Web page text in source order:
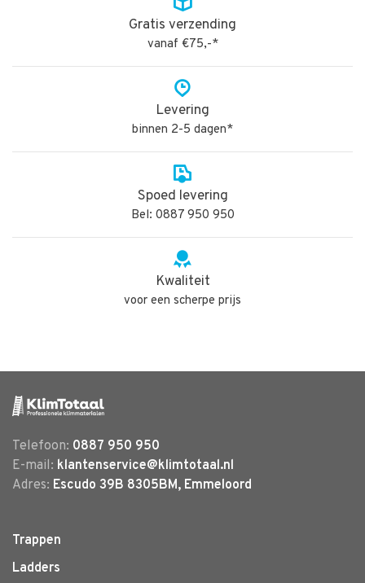
Gratis verzending
vanaf €75,-*
Levering
binnen 2-5 dagen*
Spoed levering
Bel: 0887 950 950
Kwaliteit
voor een scherpe prijs
Telefoon: 0887 950 950
E-mail: klantenservice@klimtotaal.nl
Adres: Escudo 39B 8305BM, Emmeloord
Trappen
Ladders